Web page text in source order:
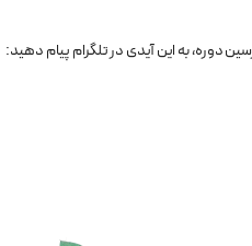
دوره، به این آیدی در تلگرام پیام دهید: